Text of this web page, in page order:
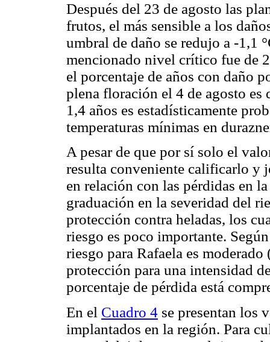
Después del 23 de agosto las
frutos, el más sensible a los
umbral de daño se redujo a -1,1
mencionado nivel crítico fue de
el porcentaje de años con daño
plena floración el 4 de agosto es
1,4 años es estadísticamente
temperaturas mínimas en
A pesar de que por sí solo el
resulta conveniente calificarlo y
en relación con las pérdidas en
graduación en la severidad del
protección contra heladas, los
riesgo es poco importante.
riesgo para Rafaela es
protección para una intensidad
porcentaje de pérdida está
En el Cuadro 4 se presentan los
implantados en la región. Para